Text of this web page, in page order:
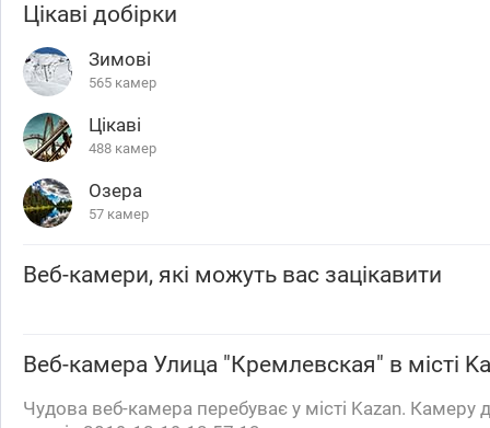
Цікаві добірки
Зимові
565 камер
Цікаві
488 камер
Озера
57 камер
Веб-камери, які можуть вас зацікавити
Веб-камера Улица "Кремлевская" в місті
Чудова веб-камера перебуває у місті Kazan. Камеру